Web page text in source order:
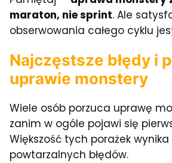
maraton, nie sprint. Ale
obserwowania całego cyklu
Najczęstsze błędy i
uprawie monstery
Wiele osób porzuca uprawę
zanim w ogóle pojawi się
Większość tych porażek wynika
powtarzalnych błędów.